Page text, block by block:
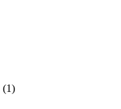
(1)